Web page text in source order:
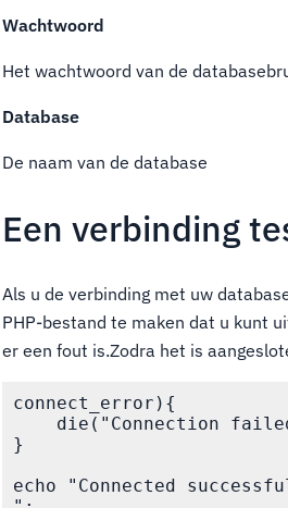
Wachtwoord
Het wachtwoord van de
Database
De naam van de database
Een verbinding
Als u de verbinding met uw
PHP-bestand te maken dat u kunt
er een fout is.Zodra het is
connect_error){
die("Connection
}
echo "Connected